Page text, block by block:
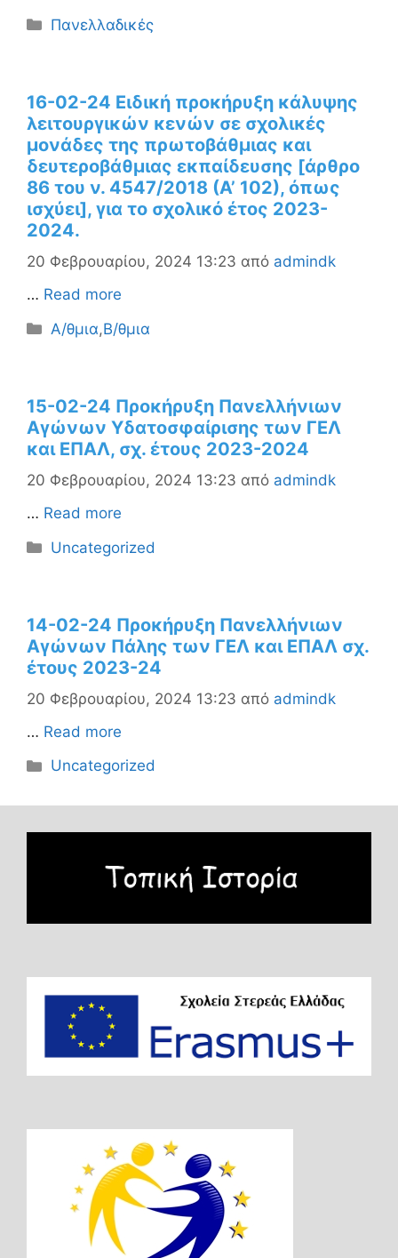
Κατηγορίες
Πανελλαδικές
16-02-24 Ειδική προκήρυξη κάλυψης
λειτουργικών κενών σε σχολικές
μονάδες της πρωτοβάθμιας και
δευτεροβάθμιας εκπαίδευσης [άρθρο
86 του ν. 4547/2018 (Α’ 102), όπως
ισχύει], για το σχολικό έτος 2023-
2024.
20 Φεβρουαρίου, 2024 13:23 από admindk
… Read more
Κατηγορίες
Α/θμια,Β/θμια
15-02-24 Προκήρυξη Πανελλήνιων
Αγώνων Υδατοσφαίρισης των ΓΕΛ
και ΕΠΑΛ, σχ. έτους 2023-2024
20 Φεβρουαρίου, 2024 13:23 από admindk
… Read more
Κατηγορίες
Uncategorized
14-02-24 Προκήρυξη Πανελλήνιων
Αγώνων Πάλης των ΓΕΛ και ΕΠΑΛ σχ.
έτους 2023-24
20 Φεβρουαρίου, 2024 13:23 από admindk
… Read more
Κατηγορίες
Uncategorized